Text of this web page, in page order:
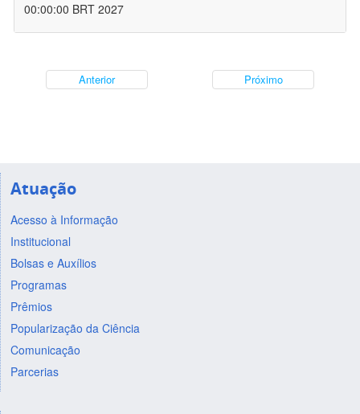
00:00:00 BRT 2027
Anterior Próximo
Atuação
Acesso à Informação
Institucional
Bolsas e Auxílios
Programas
Prêmios
Popularização da Ciência
Comunicação
Parcerias